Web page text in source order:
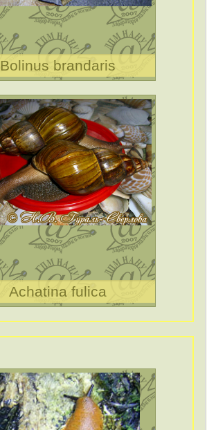
Bolinus brandaris
Achatina fulica